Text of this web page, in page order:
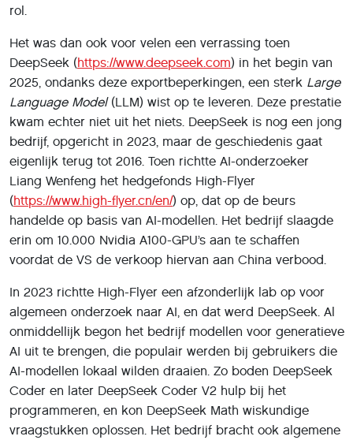
rol.
Het was dan ook voor velen een verrassing toen
DeepSeek (https://www.deepseek.com) in het begin van
2025, ondanks deze exportbeperkingen, een sterk Large
Language Model(LLM) wist op te leveren. Deze prestatie
kwam echter niet uit het niets. DeepSeek is nog een jong
bedrijf, opgericht in 2023, maar de geschiedenis gaat
eigenlijk terug tot 2016. Toen richtte AI-onderzoeker
Liang Wenfeng het hedgefonds High-Flyer
(https://www.high-flyer.cn/en/) op, dat op de beurs
handelde op basis van AI-modellen. Het bedrijf slaagde
erin om 10.000 Nvidia A100-GPU’s aan te schaffen
voordat de VS de verkoop hiervan aan China verbood.
In 2023 richtte High-Flyer een afzonderlijk lab op voor
algemeen onderzoek naar AI, en dat werd DeepSeek. Al
onmiddellijk begon het bedrijf modellen voor generatieve
AI uit te brengen, die populair werden bij gebruikers die
AI-modellen lokaal wilden draaien. Zo boden DeepSeek
Coder en later DeepSeek Coder V2 hulp bij het
programmeren, en kon DeepSeek Math wiskundige
vraagstukken oplossen. Het bedrijf bracht ook algemene